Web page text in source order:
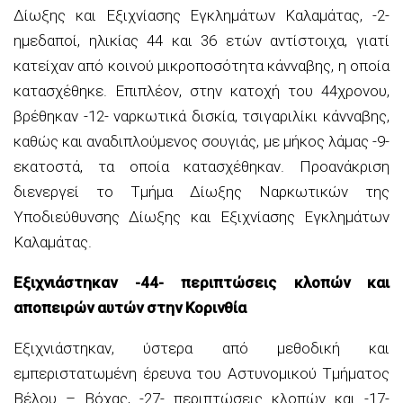
Δίωξης και Εξιχνίασης Εγκλημάτων Καλαμάτας, -2-
ημεδαποί, ηλικίας 44 και 36 ετών αντίστοιχα, γιατί
κατείχαν από κοινού μικροποσότητα κάνναβης, η οποία
κατασχέθηκε. Επιπλέον, στην κατοχή του 44χρονου,
βρέθηκαν -12- ναρκωτικά δισκία, τσιγαριλίκι κάνναβης,
καθώς και αναδιπλούμενος σουγιάς, με μήκος λάμας -9-
εκατοστά, τα οποία κατασχέθηκαν. Προανάκριση
διενεργεί το Τμήμα Δίωξης Ναρκωτικών της
Υποδιεύθυνσης Δίωξης και Εξιχνίασης Εγκλημάτων
Καλαμάτας.
Εξιχνιάστηκαν -44- περιπτώσεις κλοπών και
αποπειρών αυτών στην Κορινθία
Εξιχνιάστηκαν, ύστερα από μεθοδική και
εμπεριστατωμένη έρευνα του Αστυνομικού Τμήματος
Βέλου – Βόχας, -27- περιπτώσεις κλοπών και -17-